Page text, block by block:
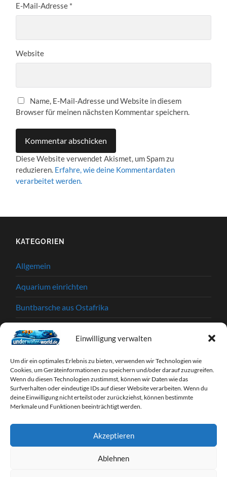
Einwilligung verwalten
Um dir ein optimales Erlebnis zu bieten, verwenden wir Technologien wie
Cookies, um Geräteinformationen zu speichern und/oder darauf zuzugreifen.
Wenn du diesen Technologien zustimmst, können wir Daten wie das
Surfverhalten oder eindeutige IDs auf dieser Website verarbeiten. Wenn du
deine Einwilligung nicht erteilst oder zurückziehst, können bestimmte
Merkmale und Funktionen beeinträchtigt werden.
Akzeptieren
Ablehnen
E-Mail-Adresse *
Website
Name, E-Mail-Adresse und Website in diesem
Browser für meinen nächsten Kommentar speichern.
Diese Website verwendet Akismet, um Spam zu
reduzieren. Erfahre, wie deine Kommentardaten
verarbeitet werden.
KATEGORIEN
Allgemein
Aquarium einrichten
Buntbarsche aus Ostafrika
Einkaufstipps
Krankheiten und Parasiten
Partnerprogramme
Tipps & Tricks